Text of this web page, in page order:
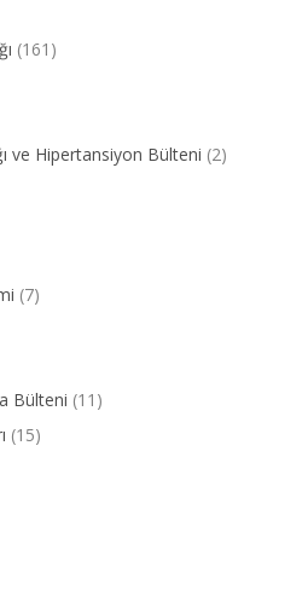
(161)
ve Hipertansiyon Bülteni (2)
(7)
Bülteni (11)
(15)